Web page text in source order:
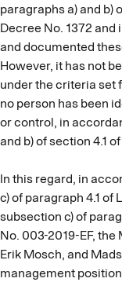
paragraphs a) and b)
Decree No. 1372 and
and documented
However, it has not
under the criteria set
no person has been
or control, in
and b) of section 4.1
In this regard, in
c) of paragraph 4.1 of
subsection c) of
No. 003-2019-EF,
Erik Mosch, and
management